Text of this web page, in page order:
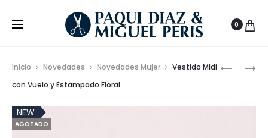
0
VESTIDO
Inicio Novedades Novedades Mujer
Vestido Midi
con Vuelo y Estampado Floral
AGOTADO
NEW